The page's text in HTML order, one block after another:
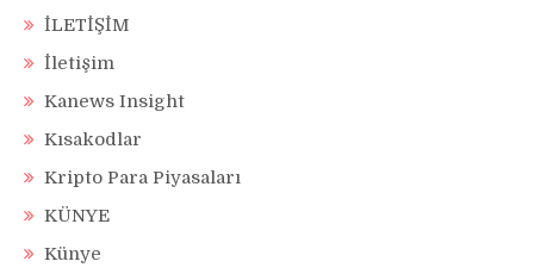
İLETİŞİM
İletişim
Kanews Insight
Kısakodlar
Kripto Para Piyasaları
KÜNYE
Künye